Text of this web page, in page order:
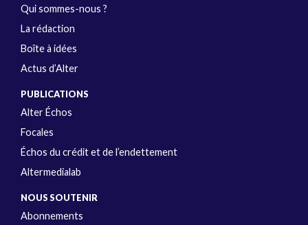
Qui sommes-nous ?
La rédaction
Boîte à idées
Actus d’Alter
PUBLICATIONS
Alter Échos
Focales
Échos du crédit et de l’endettement
Altermedialab
NOUS SOUTENIR
Abonnements